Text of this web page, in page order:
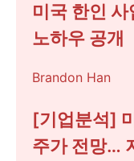
미국 한인
노하우 공개
Brandon Han
[기업분석]
주가 전망…